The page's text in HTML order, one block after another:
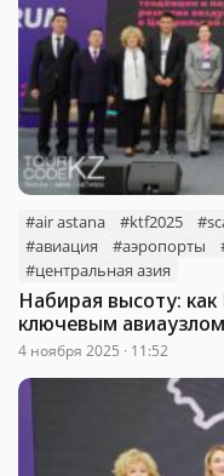
#air astana #ktf2025
#авиация
#аэропорты
#центральная азия
Набирая высоту: как
ключевым
4 ноября 2025 · 11:52